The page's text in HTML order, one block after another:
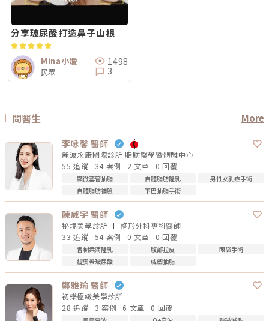
分享玻尿酸打造鼻子山根
Mina小嬡
民眾
1498
3
問醫生 More
李咏馨 醫師
麗波永康國際診所 脂肪醫學暨體雕中心
55 追蹤
34 案例 2 文章 0 回覆
顯微套管抽脂 自體脂肪隆乳
男性女乳症手術
自體脂肪補臉
下巴抽脂手術
陳威宇 醫師
秘境美學診所 整形外科專科醫師
33 追蹤
54 案例 0 文章 0 回覆
香榭柔滴隆乳 腹部拉皮
眼袋手術
緹奧希玻尿酸
威塑抽脂
鄭雅瑜 醫師
初樂極緻美學診所
28 追蹤
3 案例 6 文章 0 回覆